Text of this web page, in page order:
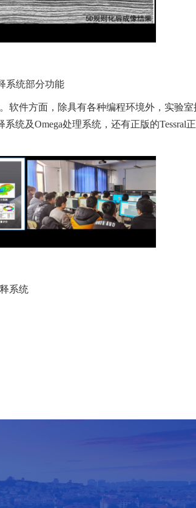
系统部分功能
软件方面，除具有各种编程环境外，实验
统及Omega处理系统，还有正版的Tessral
系统